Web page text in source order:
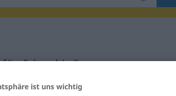
für "dreckig"
ist uns wichtig